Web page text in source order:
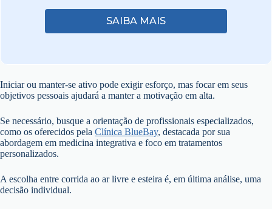
SAIBA MAIS
Iniciar ou manter-se ativo pode exigir esforço, mas focar em seus
objetivos pessoais ajudará a manter a motivação em alta.
Se necessário, busque a orientação de profissionais especializados,
como os oferecidos pela Clínica BlueBay, destacada por sua
abordagem em medicina integrativa e foco em tratamentos
personalizados.
A escolha entre corrida ao ar livre e esteira é, em última análise, uma
decisão individual.